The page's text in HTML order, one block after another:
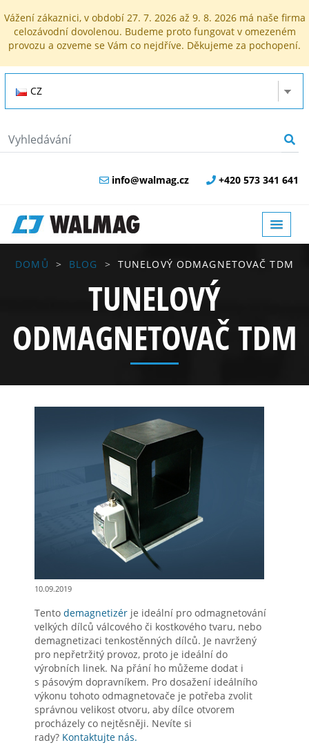
Vážení zákaznici, v období 27. 7. 2026 až 9. 8. 2026 má naše firma
celozávodní dovolenou. Budeme proto fungovat v omezeném
provozu a ozveme se Vám co nejdříve. Děkujeme za pochopení.
CZ
+420 573 341 641
info@walmag.cz
DOMŮ BLOG TUNELOVÝ ODMAGNETOVAČ TDM
TUNELOVÝ
ODMAGNETOVAČ TDM
10.09.2019
Tento demagnetizér je ideální pro odmagnetování
velkých dílců válcového či kostkového tvaru, nebo
demagnetizaci tenkostěnných dílců. Je navržený
pro nepřetržitý provoz, proto je ideální do
výrobních linek. Na přání ho můžeme dodat i
s pásovým dopravníkem. Pro dosažení ideálního
výkonu tohoto odmagnetovače je potřeba zvolit
správnou velikost otvoru, aby dílce otvorem
procházely co nejtěsněji. Nevíte si
rady? Kontaktujte nás.